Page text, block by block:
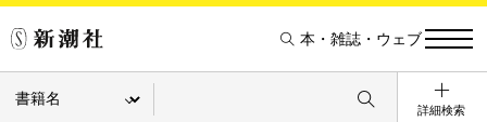
本・雑誌・ウェブ
詳細検索